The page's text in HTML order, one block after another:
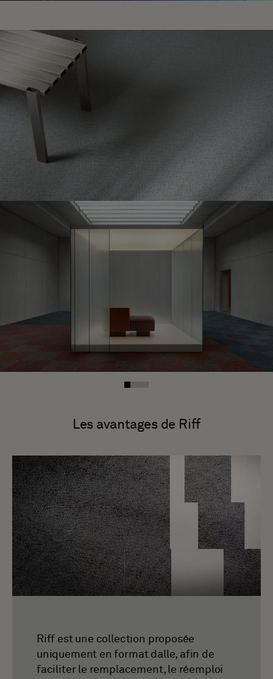
Les avantages de Riff
Riff est une collection proposée
uniquement en format dalle, afin de
faciliter le remplacement, le réemploi